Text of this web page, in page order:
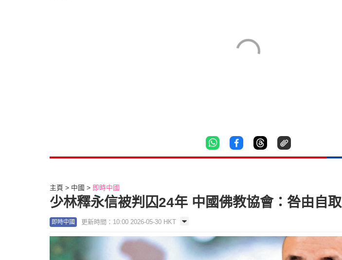
主頁 中國 即時中國
少林釋永信被判囚24年 中國佛教協會：咎由自取
即時中國 更新時間：10:00 2026-05-30 HKT